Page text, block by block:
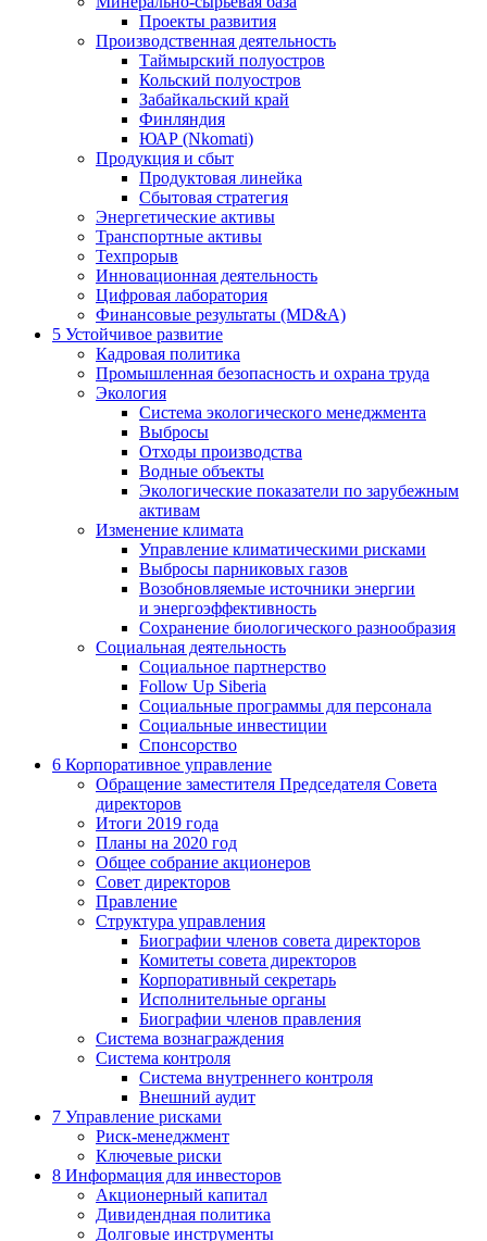
Проекты развития
Производственная деятельность
Таймырский полуостров
Кольский полуостров
Забайкальский край
Финляндия
ЮАР (Nkomati)
Продукция и сбыт
Продуктовая линейка
Сбытовая стратегия
Энергетические активы
Транспортные активы
Техпрорыв
Инновационная деятельность
Цифровая лаборатория
Финансовые результаты (MD&A)
5 Устойчивое развитие
Кадровая политика
Промышленная безопасность и охрана труда
Экология
Система экологического менеджмента
Выбросы
Отходы производства
Водные объекты
Экологические показатели по зарубежным
активам
Изменение климата
Управление климатическими рисками
Выбросы парниковых газов
Возобновляемые источники энергии
и энергоэффективность
Сохранение биологического разнообразия
Социальная деятельность
Социальное партнерство
Follow Up Siberia
Социальные программы для персонала
Социальные инвестиции
Спонсорство
6 Корпоративное управление
Обращение заместителя Председателя Совета
директоров
Итоги 2019 года
Планы на 2020 год
Общее собрание акционеров
Совет директоров
Правление
Структура управления
Биографии членов совета директоров
Комитеты совета директоров
Корпоративный секретарь
Исполнительные органы
Биографии членов правления
Система вознаграждения
Система контроля
Система внутреннего контроля
Внешний аудит
7 Управление рисками
Риск-менеджмент
Ключевые риски
8 Информация для инвесторов
Акционерный капитал
Дивидендная политика
Долговые инструменты